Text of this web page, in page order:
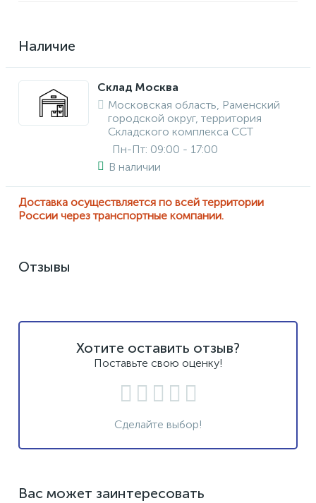
Наличие
Склад Москва
Московская область, Раменский
городской округ, территория
Складского комплекса ССТ
Пн-Пт: 09:00 - 17:00
В наличии
Доставка осуществляется по всей территории
России через транспортные компании.
Отзывы
Хотите оставить отзыв?
Поставьте свою оценку!
Сделайте выбор!
Вас может заинтересовать